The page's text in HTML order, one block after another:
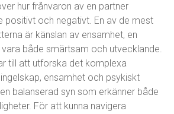
hur frånvaron av en partner
positivt och negativt. En av de mest
är känslan av ensamhet, en
både smärtsam och utvecklande.
till att utforska det komplexa
ensamhet och psykiskt
balanserad syn som erkänner både
För att kunna navigera